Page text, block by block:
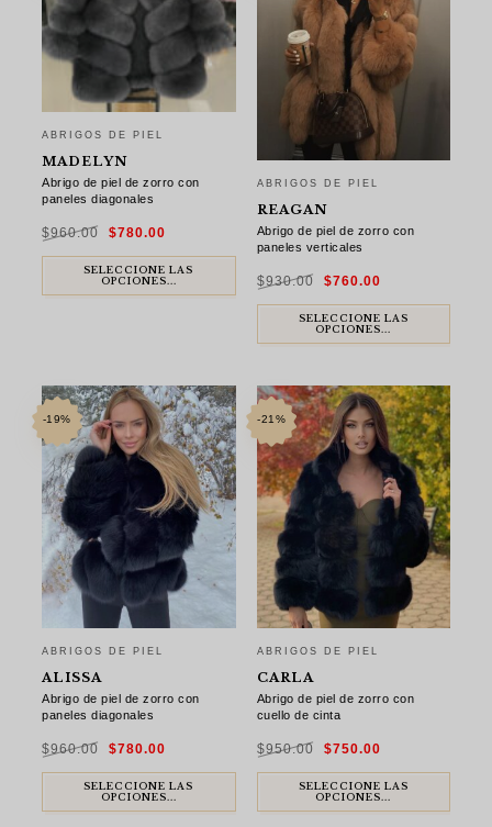
ABRIGOS DE PIEL
MADELYN
Abrigo de piel de zorro con
paneles diagonales
$960.00
El
precio
era:
$960.00.
$780.00
es:
$780.00.
SELECCIONE LAS
OPCIONES...
ABRIGOS DE PIEL
REAGAN
Abrigo de piel de zorro con
paneles verticales
$930.00
El
precio
era:
$930.00.
$760.00precio
es:
$760.00.
SELECCIONE LAS
OPCIONES...
-19%
ABRIGOS DE PIEL
ALISSA
Abrigo de piel de zorro con
paneles diagonales
$960.00
El
precio
era:
$960.00.
$780.00
es:
$780.00.
SELECCIONE LAS
OPCIONES...
-21%
ABRIGOS DE PIEL
CARLA
Abrigo de piel de zorro con
cuello de cinta
$950.00
El
precio
era:
$950.00.
$750.00precio
es:
$750.00.
SELECCIONE LAS
OPCIONES...